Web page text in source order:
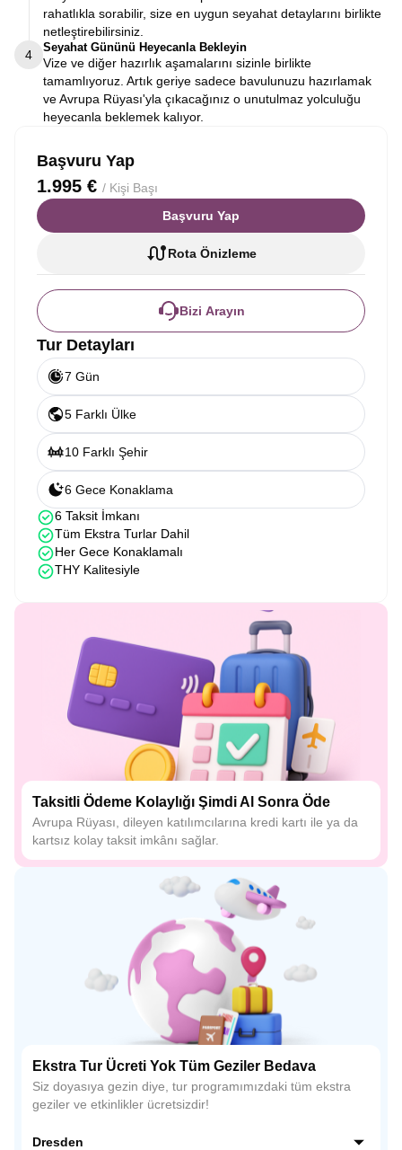
rahatlıkla sorabilir, size en uygun seyahat detaylarını birlikte
netleştirebilirsiniz.
4
Seyahat Gününü Heyecanla Bekleyin
Vize ve diğer hazırlık aşamalarını sizinle birlikte
tamamlıyoruz. Artık geriye sadece bavulunuzu hazırlamak
ve Avrupa Rüyası'yla çıkacağınız o unutulmaz yolculuğu
heyecanla beklemek kalıyor.
Başvuru Yap
1.995 € / Kişi Başı
Başvuru Yap
Rota Önizleme
Bizi Arayın
Tur Detayları
7 Gün
5 Farklı Ülke
10 Farklı Şehir
6 Gece Konaklama
6 Taksit İmkanı
Tüm Ekstra Turlar Dahil
Her Gece Konaklamalı
THY Kalitesiyle
Taksitli Ödeme Kolaylığı Şimdi Al Sonra Öde
Avrupa Rüyası, dileyen katılımcılarına kredi kartı ile ya da
kartsız kolay taksit imkânı sağlar.
Ekstra Tur Ücreti Yok Tüm Geziler Bedava
Siz doyasıya gezin diye, tur programımızdaki tüm ekstra
geziler ve etkinlikler ücretsizdir!
Dresden